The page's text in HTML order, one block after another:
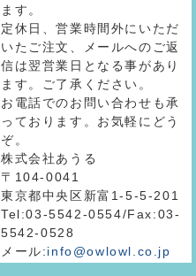
ます。
定休日、営業時間外にいただ
いたご注文、メールへのご返
信は翌営業日となる事があり
ます。ご了承ください。
お電話でのお問い合わせも承
っております。お気軽にどう
ぞ。
株式会社あうる
〒104-0041
東京都中央区新富1-5-5-201
Tel:03-5542-0554/Fax:03-
5542-0528
メール:info@owlowl.co.jp